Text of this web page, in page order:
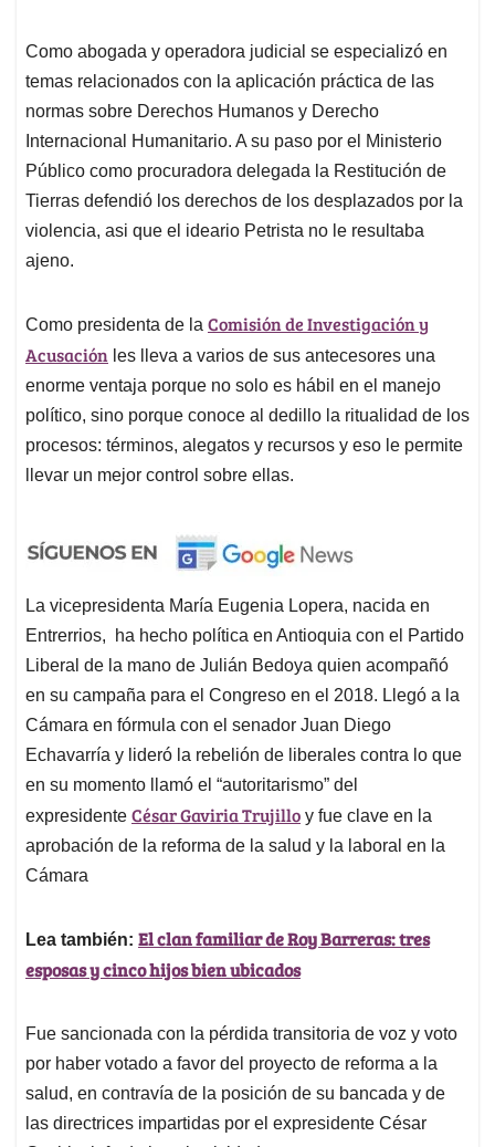
Como abogada y operadora judicial se especializó en
temas relacionados con la aplicación práctica de las
normas sobre Derechos Humanos y Derecho
Internacional Humanitario. A su paso por el Ministerio
Público como procuradora delegada la Restitución de
Tierras defendió los derechos de los desplazados por la
violencia, asi que el ideario Petrista no le resultaba
ajeno.
Como presidenta de la Comisión de Investigación y
Acusación les lleva a varios de sus antecesores una
enorme ventaja porque no solo es hábil en el manejo
político, sino porque conoce al dedillo la ritualidad de los
procesos: términos, alegatos y recursos y eso le permite
llevar un mejor control sobre ellas.
La vicepresidenta María Eugenia Lopera, nacida en
Entrerrios, ha hecho política en Antioquia con el Partido
Liberal de la mano de Julián Bedoya quien acompañó
en su campaña para el Congreso en el 2018. Llegó a la
Cámara en fórmula con el senador Juan Diego
Echavarría y lideró la rebelión de liberales contra lo que
en su momento llamó el “autoritarismo” del
expresidente César Gaviria Trujillo y fue clave en la
aprobación de la reforma de la salud y la laboral en la
Cámara
Lea también: El clan familiar de Roy Barreras: tres
esposas y cinco hijos bien ubicados
Fue sancionada con la pérdida transitoria de voz y voto
por haber votado a favor del proyecto de reforma a la
salud, en contravía de la posición de su bancada y de
las directrices impartidas por el expresidente César